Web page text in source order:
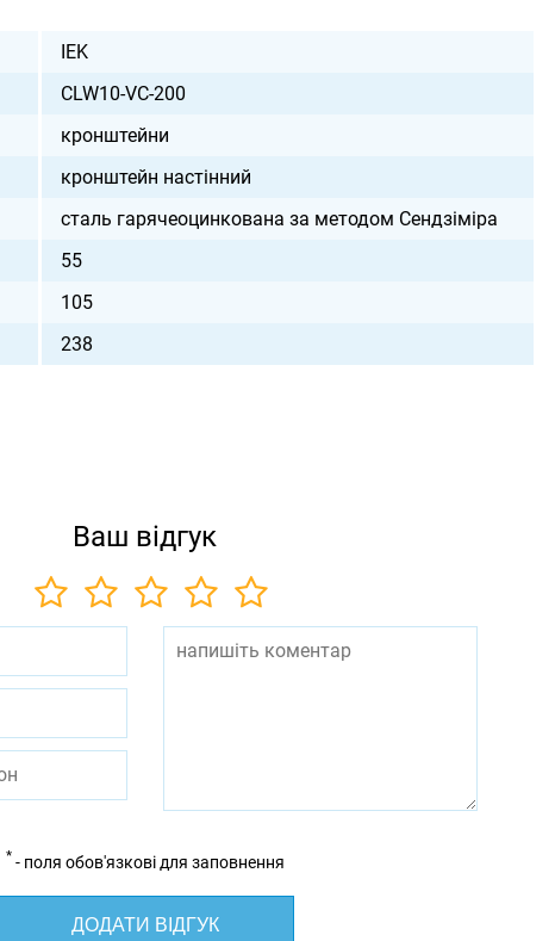
IEK
CLW10-VC-200
кронштейни
кронштейн настінний
сталь гарячеоцинкована за методом Сендзіміра
55
105
238
Ваш відгук
* - поля обов'язкові для заповнення
ДОДАТИ ВІДГУК